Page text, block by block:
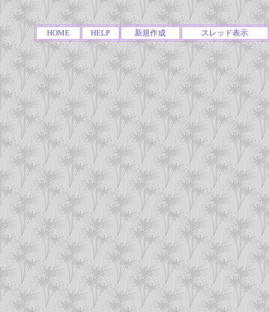
HOME HELP 新規作成 スレッド表示